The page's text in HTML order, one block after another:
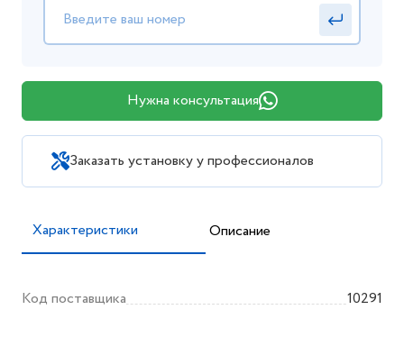
Нужна консультация
Заказать установку у профессионалов
Характеристики Описание
Код поставщика 10291